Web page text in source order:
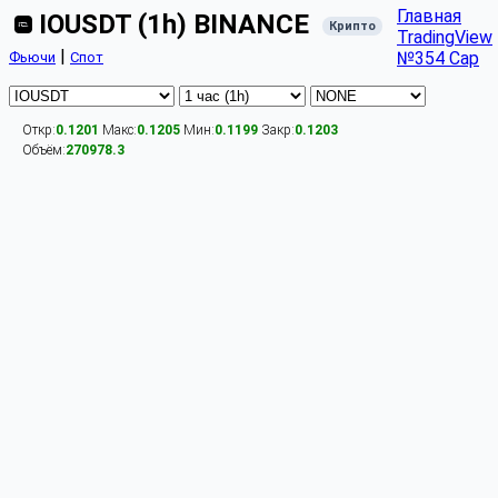
IOUSDT (1h) BINANCE Крипто
Фьючи | Спот
Главная
TradingView
№354 Cap
Откр:0.1201 Макс:0.1205 Мин:0.1199 Закр:0.1203
Объём:270978.3